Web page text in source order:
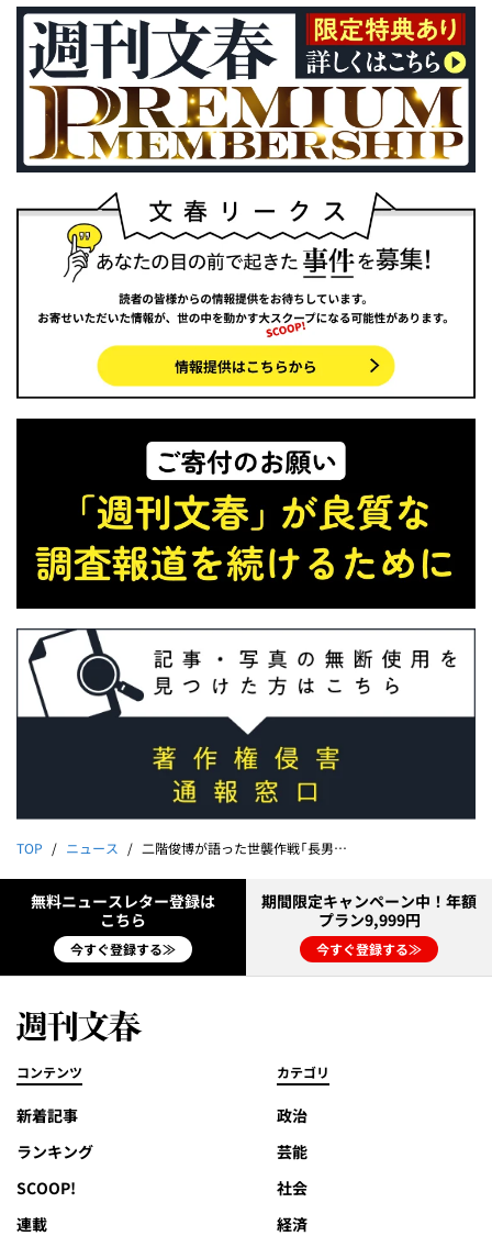
TOP ニュース 二階俊博が語った世襲作戦「長男は勝手に落ちた。三男は…」
無料ニュースレター登録は
こちら
今すぐ登録する≫
期間限定キャンペーン中！年額
プラン9,999円
今すぐ登録する≫
コンテンツ
新着記事
ランキング
SCOOP!
連載
カテゴリ
政治
芸能
社会
経済